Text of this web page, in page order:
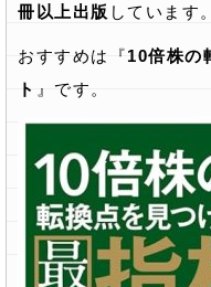
冊以上出版 しています。
おすすめは『10倍株の
ト 』です。